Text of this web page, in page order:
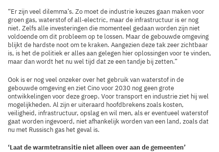
“Er zijn veel dilemma’s. Zo moet de industrie keuzes gaan maken voor
groen gas, waterstof of all-electric, maar de infrastructuur is er nog
niet. Zelfs alle investeringen die momenteel gedaan worden zijn niet
voldoende om dit probleem op te lossen. Maar de gebouwde omgeving
blijkt de hardste noot om te kraken. Aangezien deze tak zeer zichtbaar
is, is het de politiek er alles aan gelegen hier oplossingen voor te vinden,
maar dan wordt het nu wel tijd dat ze een tandje bij zetten.”
Ook is er nog veel onzeker over het gebruik van waterstof in de
gebouwde omgeving en ziet Cino voor 2030 nog geen grote
ontwikkelingen voor deze groep. Voor transport en industrie ziet hij wel
mogelijkheden. Al zijn er uiteraard hoofdbrekens zoals kosten,
veiligheid, infrastructuur, opslag en wil men, als er eventueel waterstof
gaat worden ingevoerd, niet afhankelijk worden van een land, zoals dat
nu met Russisch gas het geval is.
‘Laat de warmtetransitie niet alleen over aan de gemeenten’